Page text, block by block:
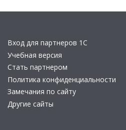
Вход для партнеров 1С
Учебная версия
Стать партнером
Политика конфиденциальности
Замечания по сайту
Другие сайты